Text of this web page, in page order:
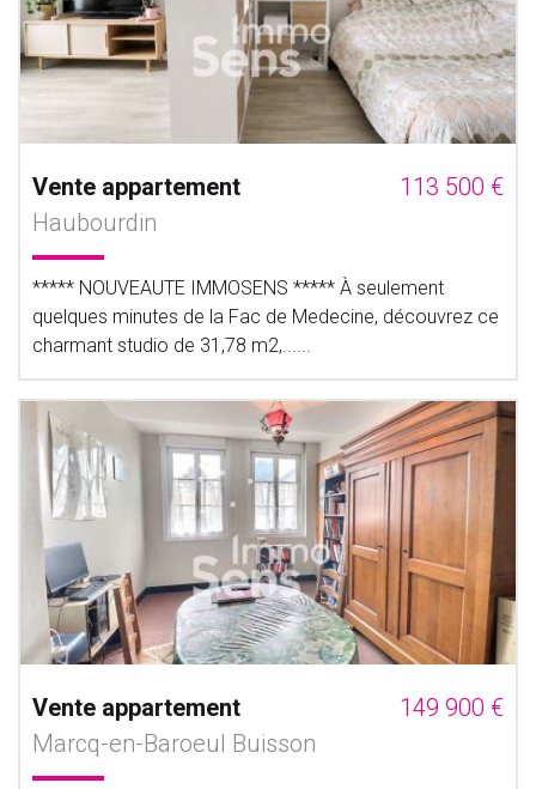
Vente appartement
113 500 €
Haubourdin
***** NOUVEAUTE IMMOSENS ***** À seulement
quelques minutes de la Fac de Medecine, découvrez ce
charmant studio de 31,78 m2,......
Vente appartement
149 900 €
Marcq-en-Baroeul Buisson